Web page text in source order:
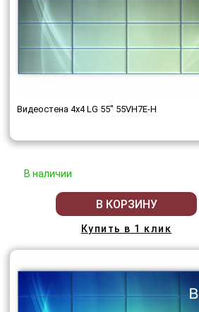
Видеостена 4x4 LG 55" 55VH7E-H
В наличии
В КОРЗИНУ
Купить в 1 клик